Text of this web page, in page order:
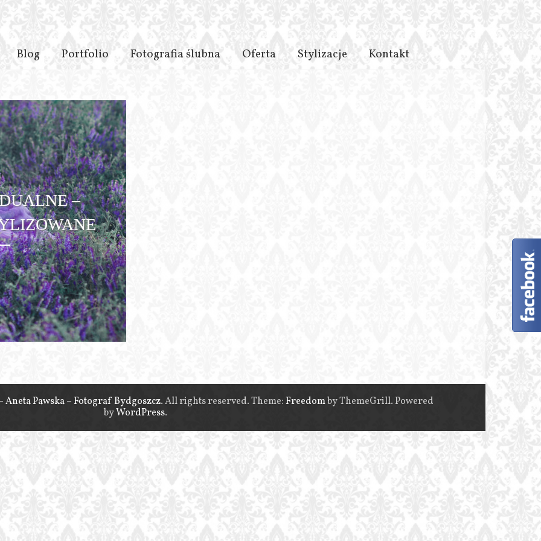
Blog Portfolio Fotografia ślubna Oferta Stylizacje Kontakt
–
Aneta Pawska – Fotograf Bydgoszcz. All rights reserved. Theme:Freedomby ThemeGrill. Powered
byWordPress.